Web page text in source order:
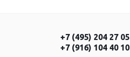
+7 (495) 204 27 05
+7 (916) 104 40 10